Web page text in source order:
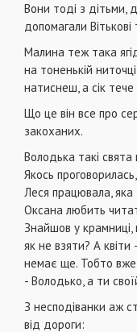
Вони тоді з дітьми,
допомагали
Малина теж така
на тоненькій
натиснеш, а сік
Що це він все про
закоханих.
Володька такі
Якось
Леся працювала,
Оксана любить
Знайшов у крамниці,
як не взяти? А квіти
немає ще. Тобто
- Володько, а ти
З несподіванки аж
від дороги: